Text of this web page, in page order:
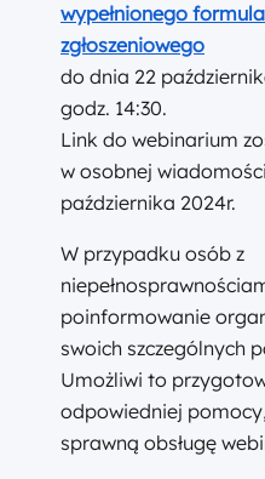
wypełnionego
zgłoszeniowego
do dnia 22
godz. 14:30.
Link do webinarium
w osobnej
października 2024r.
W przypadku osób z
poinformowanie
swoich szczególnych
Umożliwi to
odpowiedniej
sprawną obsługę